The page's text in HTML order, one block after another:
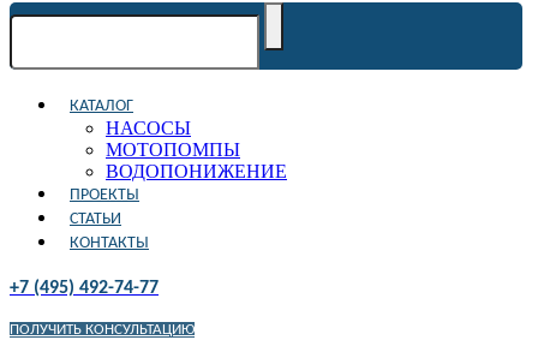
КАТАЛОГ
НАСОСЫ
МОТОПОМПЫ
ВОДОПОНИЖЕНИЕ
ПРОЕКТЫ
СТАТЬИ
КОНТАКТЫ
+7 (495) 492-74-77
ПОЛУЧИТЬ КОНСУЛЬТАЦИЮ